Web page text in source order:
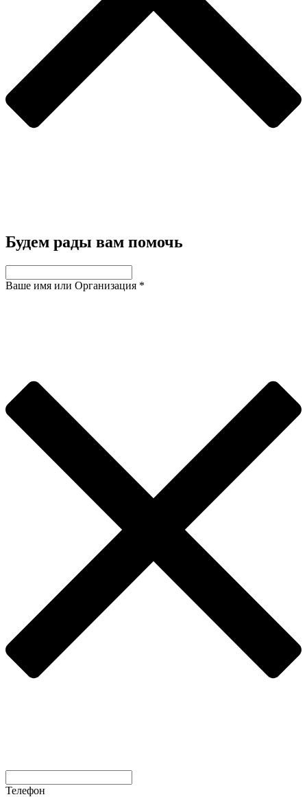
Будем рады вам помочь
Ваше имя или Организация *
Телефон